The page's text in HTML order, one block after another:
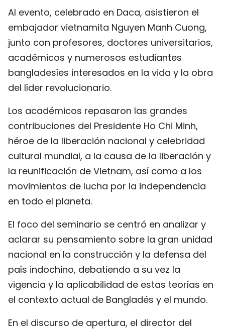
РУССКИЙ
Al evento, celebrado en Daca, asistieron el
embajador vietnamita Nguyen Manh Cuong,
junto con profesores, doctores universitarios,
académicos y numerosos estudiantes
bangladesíes interesados en la vida y la obra
del líder revolucionario.
Los académicos repasaron las grandes
contribuciones del Presidente Ho Chi Minh,
héroe de la liberación nacional y celebridad
cultural mundial, a la causa de la liberación y
la reunificación de Vietnam, así como a los
movimientos de lucha por la independencia
en todo el planeta.
El foco del seminario se centró en analizar y
aclarar su pensamiento sobre la gran unidad
nacional en la construcción y la defensa del
país indochino, debatiendo a su vez la
vigencia y la aplicabilidad de estas teorías en
el contexto actual de Bangladés y el mundo.
En el discurso de apertura, el director del